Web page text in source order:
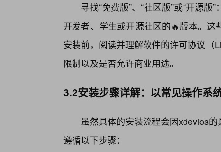
寻找“免费版”、“社区版”或“开源
开发者、学生或开源社区的🔥版本。
安装前，阅读并理解软件的许可协议（
限制以及是否允许商业用途。
3.2安装步骤详解：以常见操作系
虽然具体的安装流程会因xdevios
遵循以下步骤：